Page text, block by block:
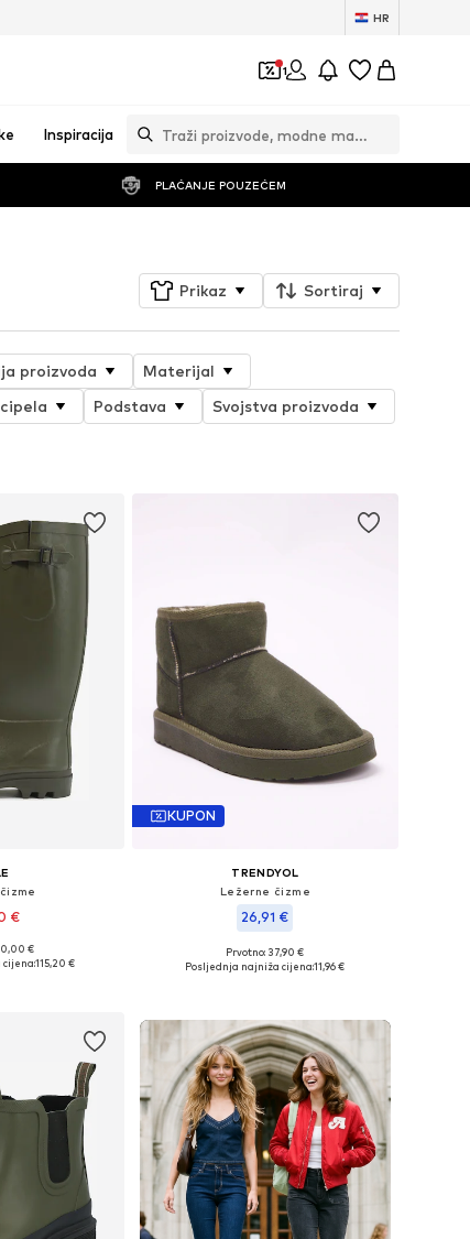
HR
1
Inspiracija
PLAĆANJE POUZEĆEM
Prikaz Sortiraj
proizvoda
Materijal
Podstava
Svojstva proizvoda
€
39, 40, 41, 42
€
cijena:115,20 €
KUPON
TRENDYOL
Ležerne čizme
26,91 €
+ 2
Dostupne veličine: 37, 38, 39, 40
Prvotno: 37,90 €
Posljednja najniža cijena:11,96 €